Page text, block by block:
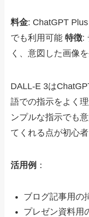
料金: ChatGPT
でも利用可能特徴:
く、意図した画像
DALL-E 3は
語での指示をよく
ンプルな指示でも
てくれる点が初心
活用例 ：
ブログ記事用の
プレゼン資料用